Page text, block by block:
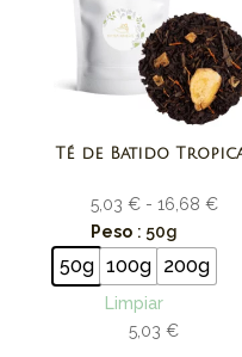
Té de Batido
5,03 € - 16,68 €
Peso : 50g
50g 100g 200g
Limpiar
5,03€